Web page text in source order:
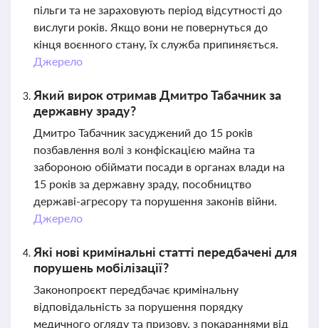
пільги та не зараховують період відсутності до
вислуги років. Якщо вони не повернуться до
кінця воєнного стану, їх служба припиняється.
Джерело
Який вирок отримав Дмитро Табачник за
державну зраду?
Дмитро Табачник засуджений до 15 років
позбавлення волі з конфіскацією майна та
забороною обіймати посади в органах влади на
15 років за державну зраду, пособництво
державі-агресору та порушення законів війни.
Джерело
Які нові кримінальні статті передбачені для
порушень мобілізації?
Законопроєкт передбачає кримінальну
відповідальність за порушення порядку
медичного огляду та призову, з покараннями від